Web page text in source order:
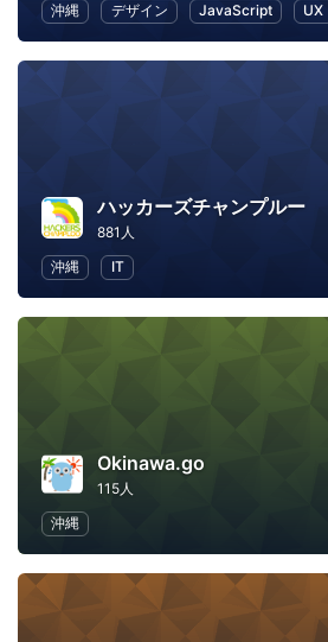
沖縄
デザイン JavaScript UX
ハッカーズチャンプルー
881人
沖縄
IT
Okinawa.go
115人
沖縄